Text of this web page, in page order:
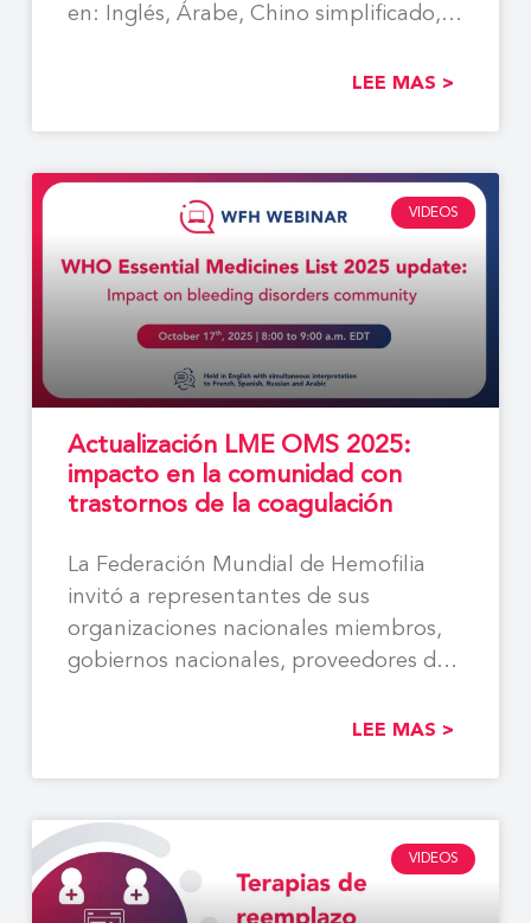
en: Inglés, Árabe, Chino simplificado,
LEE MAS >
VIDEOS
Actualización LME OMS 2025:
impacto en la comunidad con
trastornos de la coagulación
La Federación Mundial de Hemofilia
invitó a representantes de sus
organizaciones nacionales miembros,
gobiernos nacionales, proveedores de
LEE MAS >
VIDEOS